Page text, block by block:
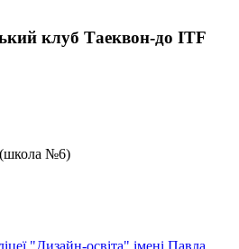
клуб Таеквон-до ITF
(школа №6)
"Дизайн-освіта" імені Павла